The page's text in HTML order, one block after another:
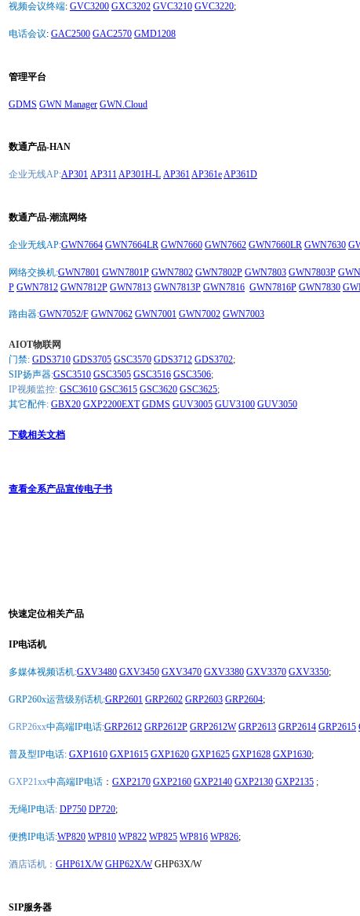
视频会议终端: GVC3200 GXC3202 GVC3210 GVC3220;
电话会议: GAC2500 GAC2570 GMD1208
管理平台
GDMS GWN Manager GWN.Cloud
数通产品-HAN
企业无线AP:AP301 AP311AP301H-L AP361AP361eAP361D
数通产品-潮流网络
企业无线AP:GWN7664 GWN7664LR GWN7660 GWN7662 GWN7660LR GWN7630
网络交换机:GWN7801 GWN7801P GWN7802 GWN7802P GWN7803 GWN7803P
P GWN7812 GWN7812P GWN7813 GWN7813P GWN7816 GWN7816P GWN7830
路由器:GWN7052/F GWN7062 GWN7001 GWN7002 GWN7003
AIOT物联网
门禁: GDS3710 GDS3705 GSC3570 GDS3712 GDS3702;
SIP扬声器:GSC3510 GSC3505 GSC3516 GSC3506;
IP视频监控: GSC3610 GSC3615 GSC3620 GSC3625;
其它配件: GBX20 GXP2200EXT GDMS GUV3005 GUV3100 GUV3050
下载相关文档
查看全系产品宣传电子书
快速定位相关产品
IP电话机
多媒体视频话机:GXV3480 GXV3450 GXV3470 GXV3380 GXV3370 GXV3350;
GRP260x运营级别话机:GRP2601 GRP2602 GRP2603 GRP2604;
GRP26xx中高端IP电话:GRP2612 GRP2612P GRP2612W GRP2613 GRP2614 GRP2615
普及型IP电话: GXP1610 GXP1615 GXP1620 GXP1625 GXP1628 GXP1630;
GXP21xx中高端IP电话 ： GXP2170 GXP2160 GXP2140 GXP2130 GXP2135 ;
无绳IP电话: DP750 DP720;
便携IP电话:WP820 WP810 WP822 WP825 WP816 WP826;
酒店话机： GHP61X/W GHP62X/WGHP63X/W
SIP服务器